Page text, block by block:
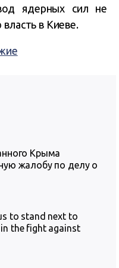
ядерных сил не
в Киеве.
Крыма
жалобу по делу о
to stand next to
the fight against